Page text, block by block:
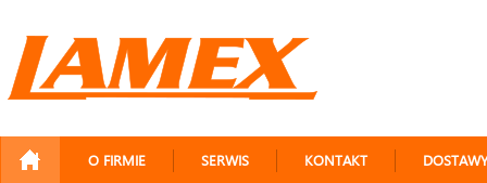
O FIRMIE SERWIS KONTAKT DOSTAWY